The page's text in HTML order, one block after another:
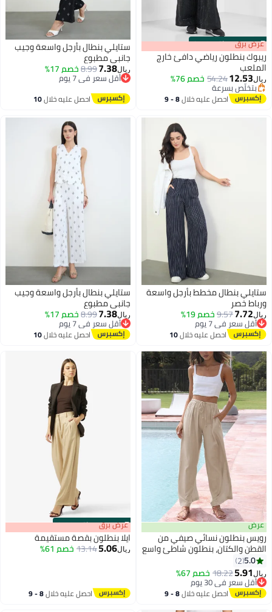
00m:00s
·باقي 100% عرض برق
ريبوك بنطلون رياضي دافئ خارج
الملعب
ريال12.53
54.24خصم 76%
بتخلّص بسرعة
بتخلّص بسرعةاحصل عليه خلال 8 - 9
ستايلي بنطال بأرجل واسعة وجيب
جانبي مطبوع
ريال7.38
8.99خصم 17%
أقل سعر في 7 يوم
أقل سعر في 7 يوم
احصل عليه خلال10
2
ستايلي بنطال مخطط بأرجل واسعة
ورباط خصر
ريال7.72
9.57خصم 19%
أقل سعر في 7 يوم
أقل سعر في 7 يوماحصل عليه خلال10
2
ستايلي بنطال بأرجل واسعة وجيب
جانبي مطبوع
ريال7.38
8.99خصم 17%
أقل سعر في 7 يوم
أقل سعر في 7 يوماحصل عليه خلال10
عرض
رويس بنطلون نسائي صيفي من
القطن والكتان، بنطلون شاطئ واسع
الساق مع جيوب، بلون سادة، بنطلون
فضفاض برباط للنساء
5.0
2
ريال 5.91
18.22خصم 67%
أقل سعر في 30 يوم
أقل سعر في 30 يوماحصل عليه خلال 8 - 9
اغسطس
00m:00s
·باقي 100% عرض برق
ايلا بنطلون بقصة مستقيمة
ريال5.06
13.14خصم 61%
احصل عليه خلال 8 - 9
اغسطس